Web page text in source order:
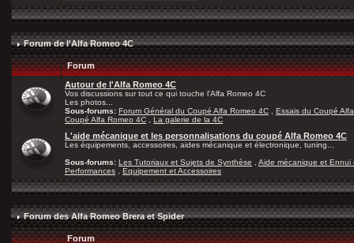
Forum de l'Alfa Romeo 4C
Forum
Autour de l'Alfa Romeo 4C
Vos discussions sur tout ce qui touche l'Alfa Romeo 4C
Les photos...
Sous-forums: Forum Général du Coupé Alfa Romeo 4C
Essais du Coupé
Coupé Alfa Romeo 4C
La galerie de la 4C
L'aide mécanique et les personnalisations du coupé Alfa Romeo 4C
Les équipements, accessoires, aides mécanique et électronique, tuning...
Sous-forums: Les Tutoriaux et Sujets de Synthèse
Aide mécanique et Ennui
Performances
Equipement et Accessoires
Forum des Alfa Romeo Brera et Spider
Forum